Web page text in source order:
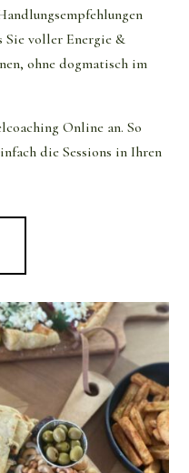
Sie voller Energie &
ohne dogmatisch im
Online an. So
die Sessions in Ihren